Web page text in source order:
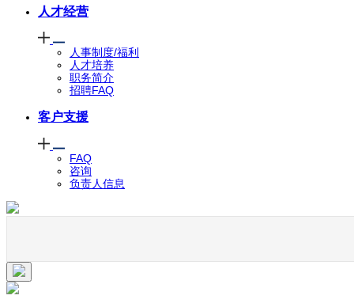
人才经营
人事制度/福利
人才培养
职务简介
招聘FAQ
客户支援
FAQ
咨询
负责人信息